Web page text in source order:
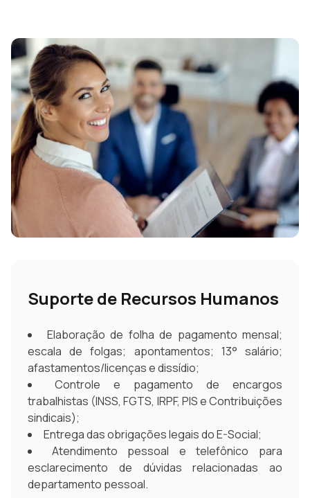
Suporte de Recursos Humanos
Elaboração de folha de pagamento mensal;
escala de folgas; apontamentos; 13° salário;
afastamentos/licenças e dissídio;
Controle e pagamento de encargos
trabalhistas (INSS, FGTS, IRPF, PIS e Contribuições
sindicais);
Entrega das obrigações legais do E-Social;
Atendimento pessoal e telefônico para
esclarecimento de dúvidas relacionadas ao
departamento pessoal.